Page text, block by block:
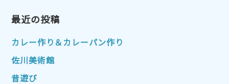
2023年1月
2022年10月 2022年9月
2022年7月
2022年4月
最近の投稿
カレー作り＆カレーパン作り
佐川美術館
昔遊び